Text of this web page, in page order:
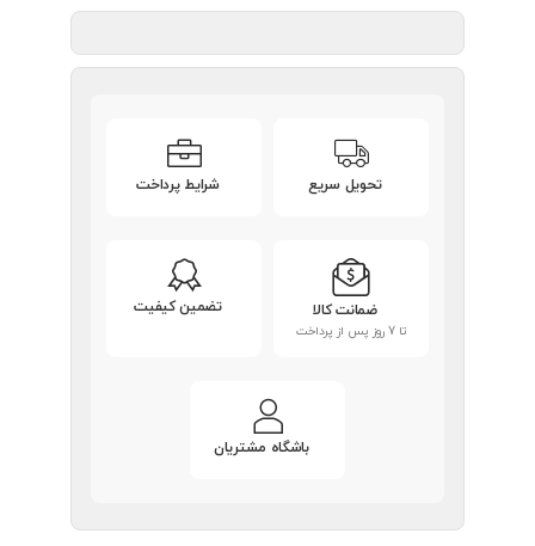
تحویل سریع شرایط پرداخت
ضمانت کالا
تا 7 روز پس از پرداخت
تضمین کیفیت
باشگاه مشتریان